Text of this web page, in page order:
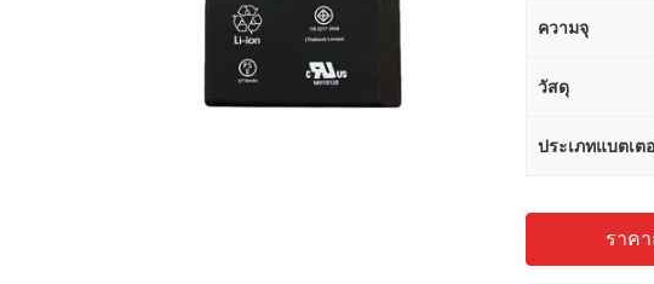
ความจุ
วัสดุ
ประเภทแบตเต
ราค